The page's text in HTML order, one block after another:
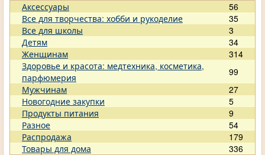
Аксессуары
56
Все для творчества: хобби и рукоделие
35
Все для школы
3
Детям
34
Женщинам
314
Здоровье и красота: медтехника, косметика,
парфюмерия
99
Мужчинам
27
Новогодние закупки
5
Продукты питания
9
Разное
54
Распродажа
179
Товары для дома
336